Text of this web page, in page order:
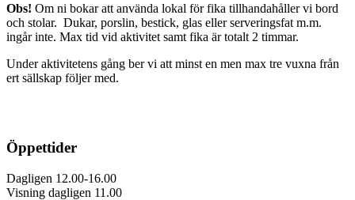
Obs! Om ni bokar att använda lokal för fika tillhandahåller vi bord
och stolar. Dukar, porslin, bestick, glas eller serveringsfat m.m.
ingår inte. Max tid vid aktivitet samt fika är totalt 2 timmar.
Under aktivitetens gång ber vi att minst en men max tre vuxna från
ert sällskap följer med.
Öppettider
Dagligen 12.00-16.00
Visning dagligen 11.00